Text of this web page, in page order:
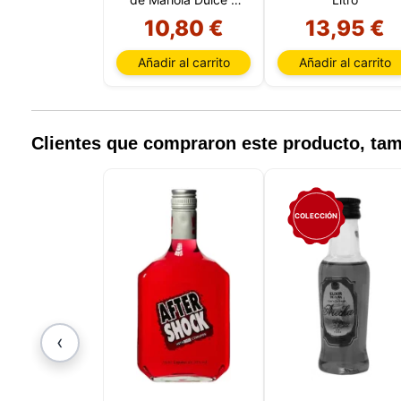
10,80 €
Añadir al carrito
13,95 €
Añadir al carrito
Clientes que compraron este producto,
‹
COLECCIÓN
que
para
carrito